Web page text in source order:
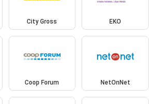
City Gross EKO
Coop Forum NetOnNet